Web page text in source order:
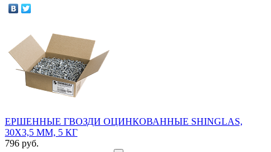
Ю-
пласт
ЭКОВЕР
KNAUF
IZOVER
Jazzy
Красный
Jazzy
ЕРШЕННЫЕ ГВОЗДИ ОЦИНКОВАННЫЕ SHINGLAS,
30Х3,5 ММ, 5 КГ
796 руб.